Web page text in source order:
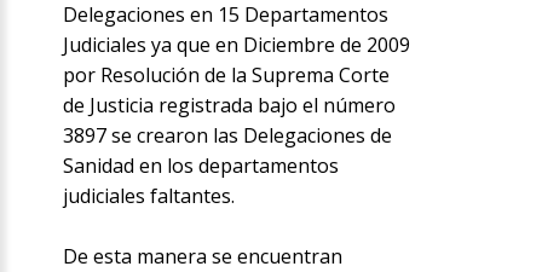
Delegaciones en 15 Departamentos
Judiciales ya que en Diciembre de 2009
por Resolución de la Suprema Corte
de Justicia registrada bajo el número
3897 se crearon las Delegaciones de
Sanidad en los departamentos
judiciales faltantes.
De esta manera se encuentran